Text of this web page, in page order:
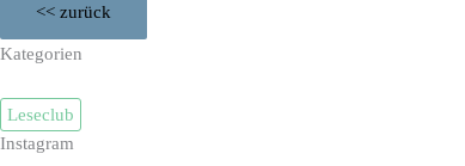
<< zurück
Kategorien
Leseclub
Instagram